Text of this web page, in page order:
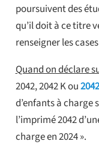
poursuivent des
qu’il doit à ce titre
renseigner les
Quand on déclare
2042, 2042 K ou
d’enfants à charge
l’imprimé 2042
charge en 2024 ».